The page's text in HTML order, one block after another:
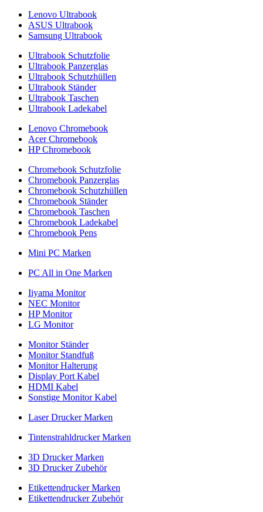
Lenovo Ultrabook
ASUS Ultrabook
Samsung Ultrabook
Ultrabook Schutzfolie
Ultrabook Panzerglas
Ultrabook Schutzhüllen
Ultrabook Ständer
Ultrabook Taschen
Ultrabook Ladekabel
Lenovo Chromebook
Acer Chromebook
HP Chromebook
Chromebook Schutzfolie
Chromebook Panzerglas
Chromebook Schutzhüllen
Chromebook Ständer
Chromebook Taschen
Chromebook Ladekabel
Chromebook Pens
Mini PC Marken
PC All in One Marken
Iiyama Monitor
NEC Monitor
HP Monitor
LG Monitor
Monitor Ständer
Monitor Standfuß
Monitor Halterung
Display Port Kabel
HDMI Kabel
Sonstige Monitor Kabel
Laser Drucker Marken
Tintenstrahldrucker Marken
3D Drucker Marken
3D Drucker Zubehör
Etikettendrucker Marken
Etikettendrucker Zubehör